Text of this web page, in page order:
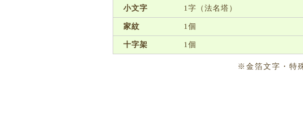
小文字 1字（法名塔）
家紋 1個
十字架 1個
※金箔文字・特